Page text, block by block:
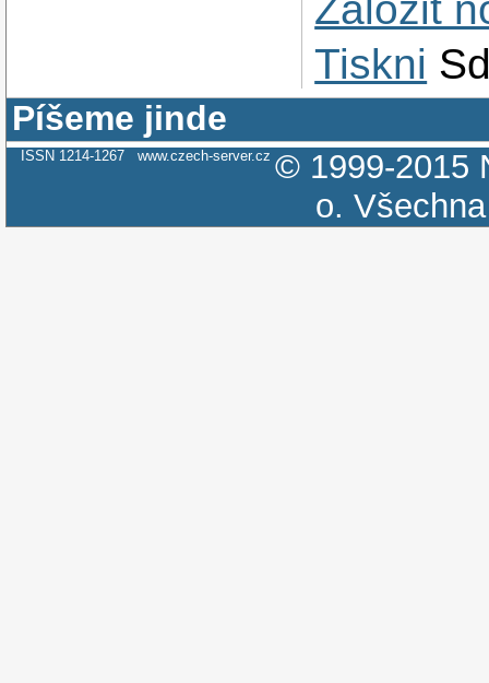
Tiskni
Píšeme jinde
ISSN 1214-1267 www.czech-server.cz © 1999-2015
o.